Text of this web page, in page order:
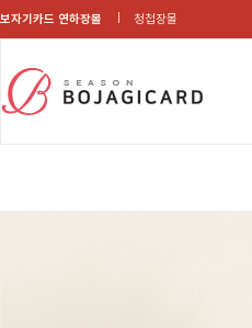
보자기카드 연하장몰 청첩장몰